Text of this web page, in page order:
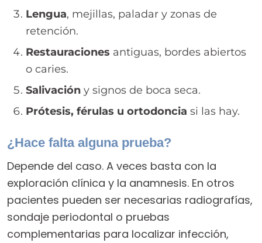
Lengua, mejillas, paladar y zonas de
retención.
Restauraciones antiguas, bordes abiertos
o caries.
Salivación y signos de boca seca.
Prótesis, férulas u ortodoncia si las hay.
¿Hace falta alguna prueba?
Depende del caso. A veces basta con la
exploración clínica y la anamnesis. En otros
pacientes pueden ser necesarias radiografías,
sondaje periodontal o pruebas
complementarias para localizar infección,